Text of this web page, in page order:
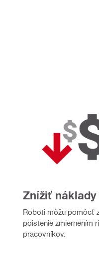
Znížiť náklady
Roboti môžu pomôcť
poistenie zmiernením
pracovníkov.